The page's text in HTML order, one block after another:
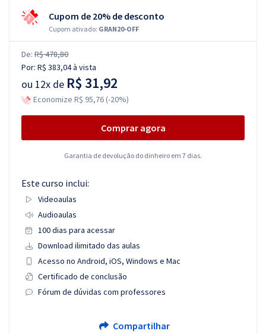
Cupom de 20% de desconto
Cupom ativado: GRAN20-OFF
De: R$ 478,80
Por: R$ 383,04à vista
ou 12x de R$ 31,92
Economize R$ 95,76 (-20%)
Comprar agora
Garantia de devolução do dinheiro em 7 dias.
Este curso inclui:
Videoaulas
Audioaulas
100 dias para acessar
Download ilimitado das aulas
Acesso no Android, iOS, Windows e Mac
Certificado de conclusão
Fórum de dúvidas com professores
Compartilhar